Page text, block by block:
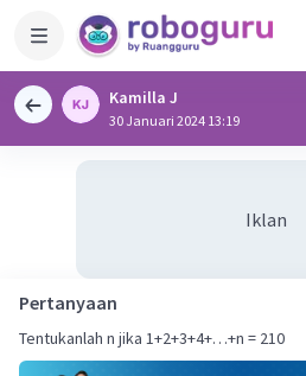
Kamilla J
30 Januari 2024 13:19
Iklan
Pertanyaan
Tentukanlah n jika 1+2+3+4+…+n = 210